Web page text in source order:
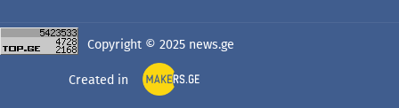
Copyright © 2025 news.ge
Created in